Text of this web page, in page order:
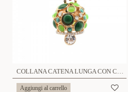
COLLANA CATENA LUNGA CON CAMPANA COLORATA - S10101A
Aggiungi al carrello